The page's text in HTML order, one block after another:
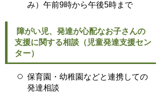
み）午前9時から午後5時まで
障がい児、発達が心配なお子さんの
支援に関する相談（児童発達支援セン
ター）
保育園・幼稚園などと連携しての
発達相談